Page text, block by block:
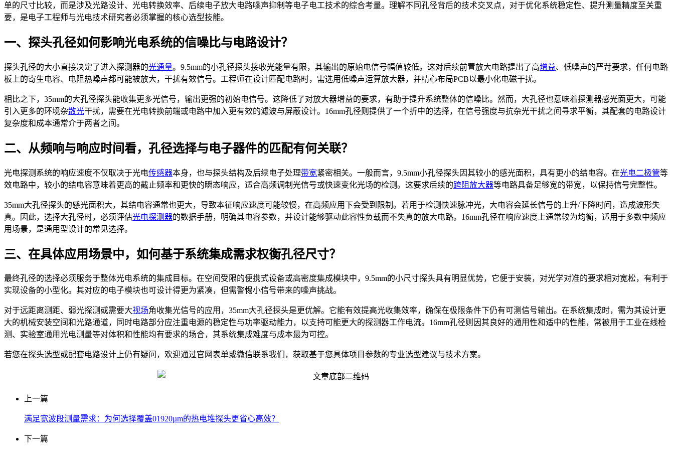
单的尺寸比较，而是涉及光路设计、光电转换效率、后续电子放大电路噪声抑制等电子电工技术的综合考量。理解不同孔径背后的技术交叉点，对于优化系统稳定性、提升测量精度至关重
要，是电子工程师与光电技术研究者必须掌握的核心选型技能。
一、探头孔径如何影响光电系统的信噪比与电路设计？
探头孔径的大小直接决定了进入探测器的光通量。9.5mm的小孔径探头接收光能量有限，其输出的原始电信号幅值较低。这对后续前置放大电路提出了高增益、低噪声的严苛要求，任何电路
板上的寄生电容、电阻热噪声都可能被放大，干扰有效信号。工程师在设计匹配电路时，需选用低噪声运算放大器，并精心布局PCB以最小化电磁干扰。
相比之下，35mm的大孔径探头能收集更多光信号，输出更强的初始电信号。这降低了对放大器增益的要求，有助于提升系统整体的信噪比。然而，大孔径也意味着探测器感光面更大，可能
引入更多的环境杂散光干扰，需要在光电转换前端或电路中加入更有效的滤波与屏蔽设计。16mm孔径则提供了一个折中的选择，在信号强度与抗杂光干扰之间寻求平衡，其配套的电路设计
复杂度和成本通常介于两者之间。
二、从频响与响应时间看，孔径选择与电子器件的匹配有何关联？
光电探测系统的响应速度不仅取决于光电传感器本身，也与探头结构及后续电子处理带宽紧密相关。一般而言，9.5mm小孔径探头因其较小的感光面积，具有更小的结电容。在光电二极管等
效电路中，较小的结电容意味着更高的截止频率和更快的瞬态响应，适合高频调制光信号或快速变化光场的检测。这要求后续的跨阻放大器等电路具备足够宽的带宽，以保持信号完整性。
35mm大孔径探头的感光面积大，其结电容通常也更大，导致本征响应速度可能较慢，在高频应用下会受到限制。若用于检测快速脉冲光，大电容会延长信号的上升/下降时间，造成波形失
真。因此，选择大孔径时，必须评估光电探测器的数据手册，明确其电容参数，并设计能够驱动此容性负载而不失真的放大电路。16mm孔径在响应速度上通常较为均衡，适用于多数中频应
用场景，是通用型设计的常见选择。
三、在具体应用场景中，如何基于系统集成需求权衡孔径尺寸？
最终孔径的选择必须服务于整体光电系统的集成目标。在空间受限的便携式设备或高密度集成模块中，9.5mm的小尺寸探头具有明显优势，它便于安装，对光学对准的要求相对宽松，有利于
实现设备的小型化。其对应的电子模块也可设计得更为紧凑，但需警惕小信号带来的噪声挑战。
对于远距离测距、弱光探测或需要大视场角收集光信号的应用，35mm大孔径探头是更优解。它能有效提高光收集效率，确保在极限条件下仍有可测信号输出。在系统集成时，需为其设计更
大的机械安装空间和光路通道，同时电路部分应注重电源的稳定性与功率驱动能力，以支持可能更大的探测器工作电流。16mm孔径则因其良好的通用性和适中的性能，常被用于工业在线检
测、实验室通用光电测量等对体积和性能均有要求的场合，其系统集成难度与成本最为可控。
若您在探头选型或配套电路设计上仍有疑问，欢迎通过官网表单或微信联系我们，获取基于您具体项目参数的专业选型建议与技术方案。
上一篇
满足宽波段测量需求：为何选择覆盖01920µm的热电堆探头更省心高效？
下一篇